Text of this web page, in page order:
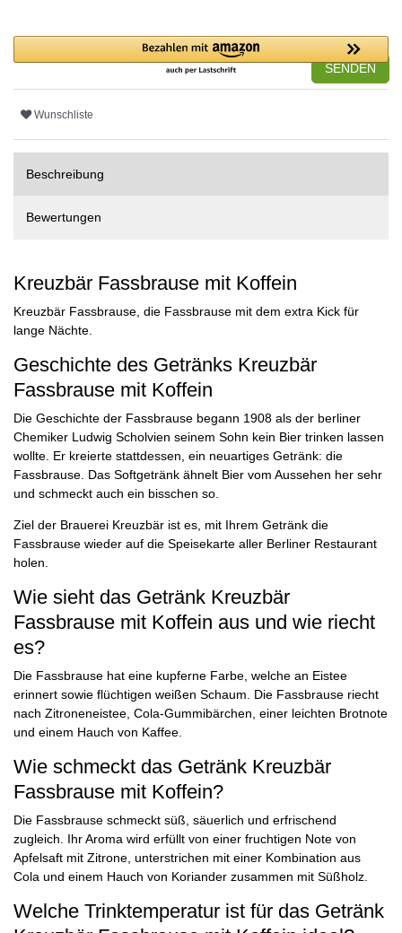
SENDEN
Wunschliste
Beschreibung
Bewertungen
Kreuzbär Fassbrause mit Koffein
Kreuzbär Fassbrause, die Fassbrause mit dem extra Kick für
lange Nächte.
Geschichte des Getränks Kreuzbär
Fassbrause mit Koffein
Die Geschichte der Fassbrause begann 1908 als der berliner
Chemiker Ludwig Scholvien seinem Sohn kein Bier trinken lassen
wollte. Er kreierte stattdessen, ein neuartiges Getränk: die
Fassbrause. Das Softgetränk ähnelt Bier vom Aussehen her sehr
und schmeckt auch ein bisschen so.
Ziel der Brauerei Kreuzbär ist es, mit Ihrem Getränk die
Fassbrause wieder auf die Speisekarte aller Berliner Restaurant
holen.
Wie sieht das Getränk Kreuzbär
Fassbrause mit Koffein aus und wie riecht
es?
Die Fassbrause hat eine kupferne Farbe, welche an Eistee
erinnert sowie flüchtigen weißen Schaum. Die Fassbrause riecht
nach Zitroneneistee, Cola-Gummibärchen, einer leichten Brotnote
und einem Hauch von Kaffee.
Wie schmeckt das Getränk Kreuzbär
Fassbrause mit Koffein?
Die Fassbrause schmeckt süß, säuerlich und erfrischend
zugleich. Ihr Aroma wird erfüllt von einer fruchtigen Note von
Apfelsaft mit Zitrone, unterstrichen mit einer Kombination aus
Cola und einem Hauch von Koriander zusammen mit Süßholz.
Welche Trinktemperatur ist für das Getränk